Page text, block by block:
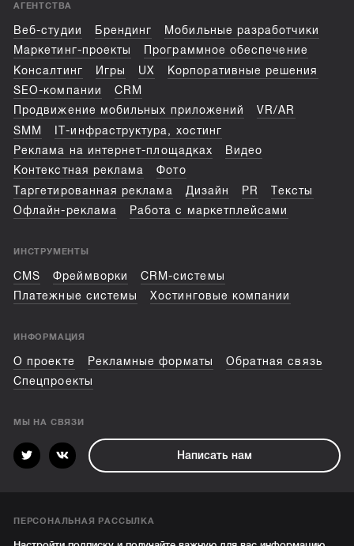
АГЕНТСТВА
Веб-студии Брендинг
Мобильные разработчики
Маркетинг-проекты
Программное обеспечение
Консалтинг
Игры UX
Корпоративные решения
SEO-компании
CRM
Продвижение мобильных приложений
VR/AR
SMM
IT-инфраструктура, хостинг
Реклама на интернет-площадках
Видео
Контекстная реклама
Фото
Таргетированная реклама
Дизайн PR
Тексты
Офлайн-реклама
Работа с маркетплейсами
ИНСТРУМЕНТЫ
CMS Фреймворки
CRM-системы
Платежные системы
Хостинговые компании
ИНФОРМАЦИЯ
О проекте Рекламные форматы
Обратная связь
Спецпроекты
МЫ НА СВЯЗИ
Написать нам
ПЕРСОНАЛЬНАЯ РАССЫЛКА